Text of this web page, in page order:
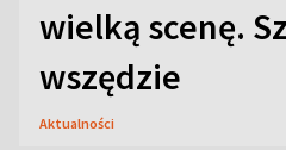
wielką scenę.
wszędzie
Aktualności